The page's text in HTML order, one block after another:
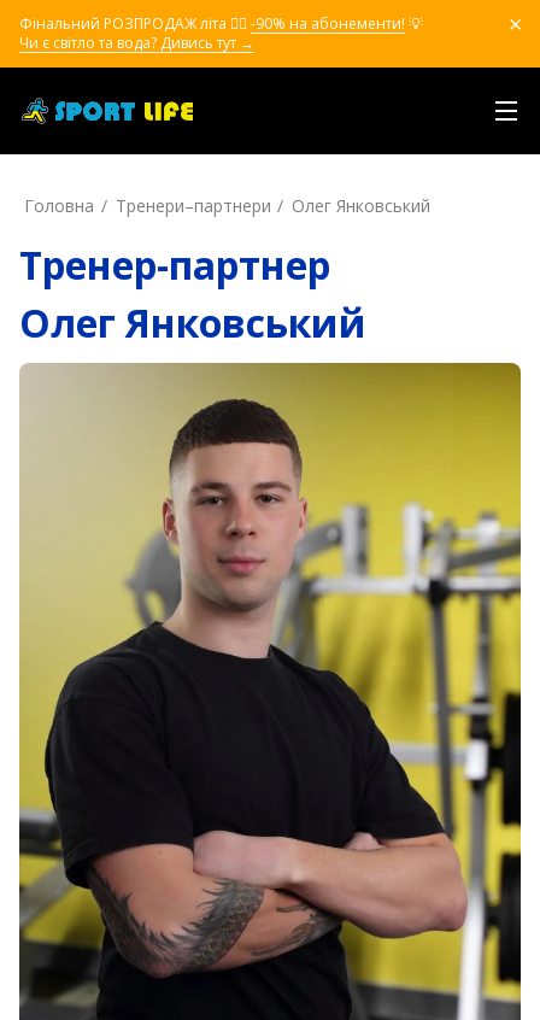
Фінальний РОЗПРОДАЖ літа ❤️‍🔥 -90% на абонементи! 💡
Чи є світло та вода? Дивись тут →
Головна Тренери–партнери Олег Янковський
Тренер-партнер
Олег Янковський